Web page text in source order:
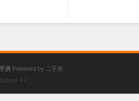
房 Powered by 二手房
44